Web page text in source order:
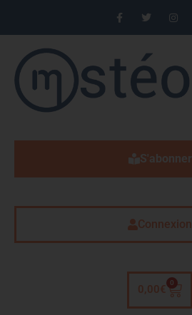
S'abonner
Connexion
0,00 €
0